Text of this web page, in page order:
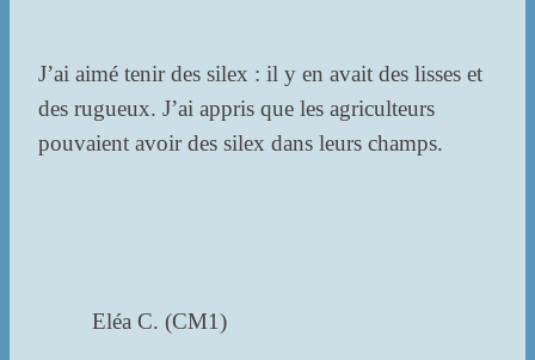
J’ai aimé tenir des silex : il y en avait des lisses et
des rugueux. J’ai appris que les agriculteurs
pouvaient avoir des silex dans leurs champs.
Eléa C. (CM1)